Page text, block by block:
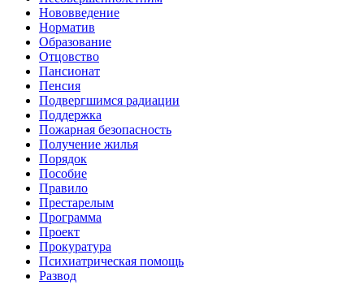
Нововведение
Норматив
Образование
Отцовство
Пансионат
Пенсия
Подвергшимся радиации
Поддержка
Пожарная безопасность
Получение жилья
Порядок
Пособие
Правило
Престарелым
Программа
Проект
Прокуратура
Психиатрическая помощь
Развод